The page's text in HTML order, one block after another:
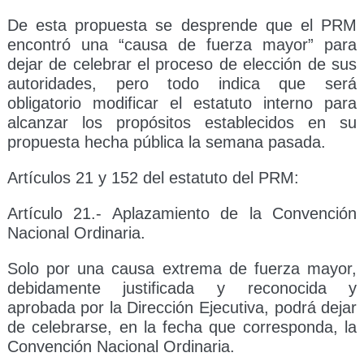
De esta propuesta se desprende que el PRM
encontró una “causa de fuerza mayor” para
dejar de celebrar el proceso de elección de sus
autoridades, pero todo indica que será
obligatorio modificar el estatuto interno para
alcanzar los propósitos establecidos en su
propuesta hecha pública la semana pasada.
Artículos 21 y 152 del estatuto del PRM:
Artículo 21.- Aplazamiento de la Convención
Nacional Ordinaria.
Solo por una causa extrema de fuerza mayor,
debidamente justificada y reconocida y
aprobada por la Dirección Ejecutiva, podrá dejar
de celebrarse, en la fecha que corresponda, la
Convención Nacional Ordinaria.